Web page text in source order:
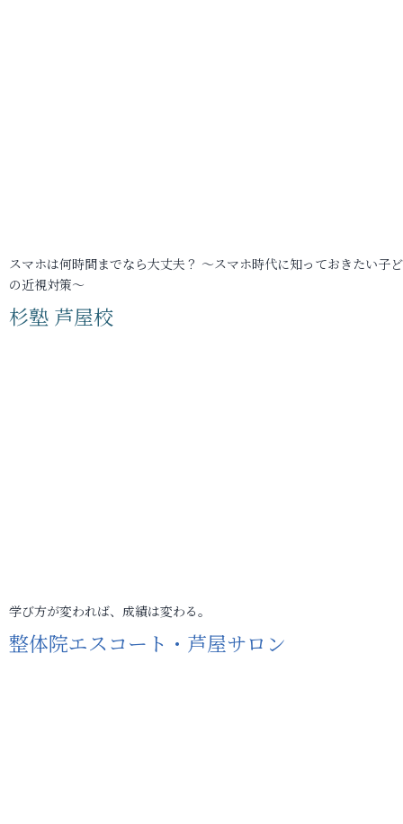
スマホは何時間までなら大丈夫？ ～スマホ時代に知っておきたい子
の近視対策～
杉塾 芦屋校
学び方が変われば、成績は変わる。
整体院エスコート・芦屋サロン